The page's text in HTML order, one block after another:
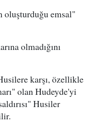
oluşturduğu emsal"
olmadığını
karşı, özellikle
olan Hudeyde'yi
Husiler